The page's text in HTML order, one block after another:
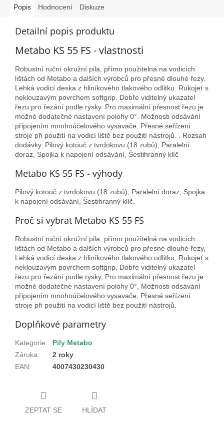
Popis Hodnocení Diskuze
Detailní popis produktu
Metabo KS 55 FS - vlastnosti
Robustní ruční okružní pila, přímo použitelná na vodicích
lištách od Metabo a dalších výrobců pro přesné dlouhé řezy.
Lehká vodicí deska z hliníkového tlakového odlitku. Rukojeť s
neklouzavým povrchem softgrip. Dobře viditelný ukazatel
řezu pro řezání podle rysky. Pro maximální přesnost řezu je
možné dodatečné nastavení polohy 0°. Možnosti odsávání
připojením mnohoúčelového vysavače. Přesné seřízení
stroje při použití na vodicí liště bez použití nástrojů. . Rozsah
dodávky. Pilový kotouč z tvrdokovu (18 zubů), Paralelní
doraz, Spojka k napojení odsávání, Šestihranný klíč
Metabo KS 55 FS - výhody
Pilový kotouč z tvrdokovu (18 zubů), Paralelní doraz, Spojka
k napojení odsávání, Šestihranný klíč.
Proč si vybrat Metabo KS 55 FS
Robustní ruční okružní pila, přímo použitelná na vodicích
lištách od Metabo a dalších výrobců pro přesné dlouhé řezy,
Lehká vodicí deska z hliníkového tlakového odlitku, Rukojeť s
neklouzavým povrchem softgrip, Dobře viditelný ukazatel
řezu pro řezání podle rysky, Pro maximální přesnost řezu je
možné dodatečné nastavení polohy 0°, Možnosti odsávání
připojením mnohoúčelového vysavače, Přesné seřízení
stroje při použití na vodicí liště bez použití nástrojů.
Doplňkové parametry
Kategorie:
Pily Metabo
Záruka:
2 roky
EAN: 4007430230430
ZEPTAT SE HLÍDAT